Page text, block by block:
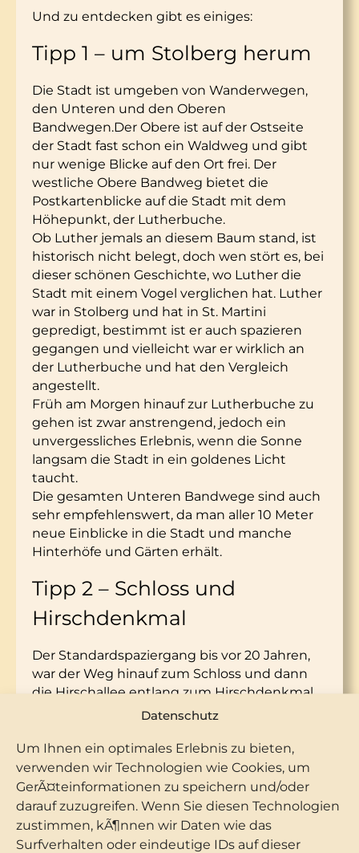
Datenschutz
Um Ihnen ein optimales Erlebnis zu bieten,
verwenden wir Technologien wie Cookies, um
GerÃ¤teinformationen zu speichern und/oder
darauf zuzugreifen. Wenn Sie diesen Technologien
zustimmen, kÃ¶nnen wir Daten wie das
Surfverhalten oder eindeutige IDs auf dieser
Und zu entdecken gibt es einiges:
Tipp 1 – um Stolberg herum
Die Stadt ist umgeben von Wanderwegen,
den Unteren und den Oberen
Bandwegen.Der Obere ist auf der Ostseite
der Stadt fast schon ein Waldweg und gibt
nur wenige Blicke auf den Ort frei. Der
westliche Obere Bandweg bietet die
Postkartenblicke auf die Stadt mit dem
Höhepunkt, der Lutherbuche.
Ob Luther jemals an diesem Baum stand, ist
historisch nicht belegt, doch wen stört es, bei
dieser schönen Geschichte, wo Luther die
Stadt mit einem Vogel verglichen hat. Luther
war in Stolberg und hat in St. Martini
gepredigt, bestimmt ist er auch spazieren
gegangen und vielleicht war er wirklich an
der Lutherbuche und hat den Vergleich
angestellt.
Früh am Morgen hinauf zur Lutherbuche zu
gehen ist zwar anstrengend, jedoch ein
unvergessliches Erlebnis, wenn die Sonne
langsam die Stadt in ein goldenes Licht
taucht.
Die gesamten Unteren Bandwege sind auch
sehr empfehlenswert, da man aller 10 Meter
neue Einblicke in die Stadt und manche
Hinterhöfe und Gärten erhält.
Tipp 2 – Schloss und
Hirschdenkmal
Der Standardspaziergang bis vor 20 Jahren,
war der Weg hinauf zum Schloss und dann
die Hirschallee entlang zum Hirschdenkmal.
Das Schloss war aber ab kurz nach der Wende
Heute ist er etwas in Vergessenheit geraten,
jedoch immer noch eine Empfehlung in
Verbindung mit einem Schlossbesuch und
dem Weg auf die Schlossterrasse.
Oben am Schloss hat FRIWI, das Stolberger
Café in der Niedergasse, von Frühling bis